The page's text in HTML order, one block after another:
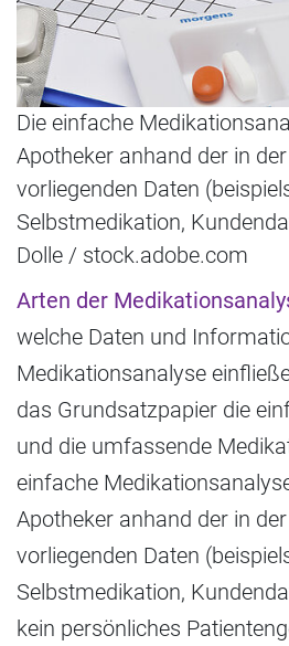
Die einfache
Apotheker anhand der in
vorliegenden Daten
Selbstmedikation,
Dolle / stock.adobe.com
Arten der
welche Daten und
Medikationsanalyse
das Grundsatzpapier die
und die umfassende
einfache
Apotheker anhand der in
vorliegenden Daten
Selbstmedikation,
kein persönliches